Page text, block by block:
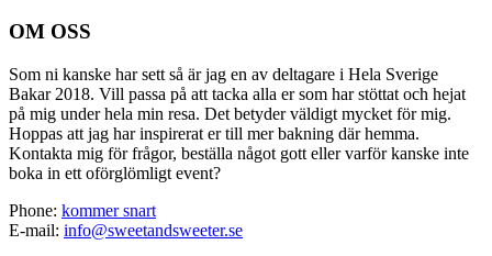
OM OSS
Som ni kanske har sett så är jag en av deltagare i Hela Sverige
Bakar 2018. Vill passa på att tacka alla er som har stöttat och hejat
på mig under hela min resa. Det betyder väldigt mycket för mig.
Hoppas att jag har inspirerat er till mer bakning där hemma.
Kontakta mig för frågor, beställa något gott eller varför kanske inte
boka in ett oförglömligt event?
Phone: kommer snart
E-mail: info@sweetandsweeter.se